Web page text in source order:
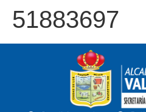
51883697